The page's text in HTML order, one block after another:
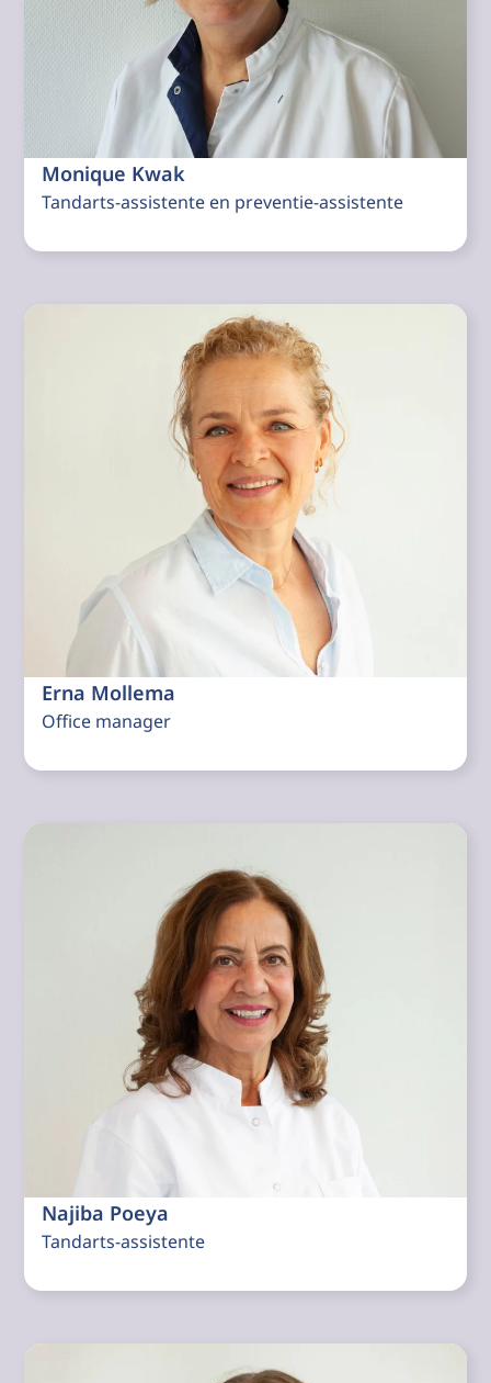
Monique Kwak
Tandarts-assistente en preventie-assistente
Erna Mollema
Office manager
Najiba Poeya
Tandarts-assistente